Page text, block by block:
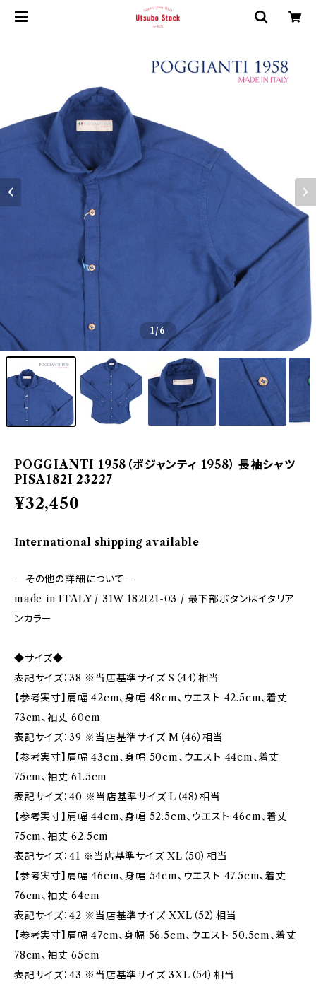
1/6
POGGIANTI 1958（ポジャンティ 1958） 長袖シャツ
PISA182I 23227
¥32,450
International shipping available
—その他の詳細について—
made in ITALY / 31W 182I21-03 / 最下部ボタンはイタリア
ンカラー
◆サイズ◆
表記サイズ：38 ※当店基準サイズ S（44）相当
【参考実寸】肩幅 42cm、身幅 48cm、ウエスト 42.5cm、着丈
73cm、袖丈 60cm
表記サイズ：39 ※当店基準サイズ M（46）相当
【参考実寸】肩幅 43cm、身幅 50cm、ウエスト 44cm、着丈
75cm、袖丈 61.5cm
表記サイズ：40 ※当店基準サイズ L（48）相当
【参考実寸】肩幅 44cm、身幅 52.5cm、ウエスト 46cm、着丈
75cm、袖丈 62.5cm
表記サイズ：41 ※当店基準サイズ XL（50）相当
【参考実寸】肩幅 46cm、身幅 54cm、ウエスト 47.5cm、着丈
76cm、袖丈 64cm
表記サイズ：42 ※当店基準サイズ XXL（52）相当
【参考実寸】肩幅 47cm、身幅 56.5cm、ウエスト 50.5cm、着丈
78cm、袖丈 65cm
表記サイズ：43 ※当店基準サイズ 3XL（54）相当